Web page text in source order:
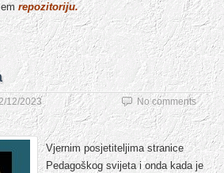
repozitoriju.
12/2023 No comments
Vjernim posjetiteljima stranice
Pedagoškog svijeta i onda kada je